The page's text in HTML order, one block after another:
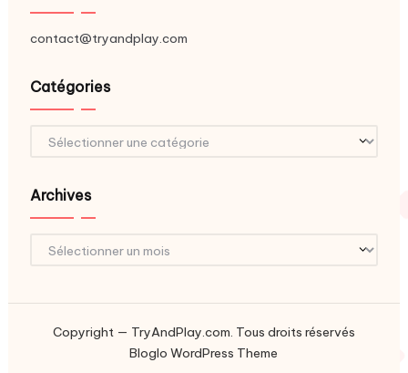
contact@tryandplay.com
Catégories
Catégories
Archives
Archives
Copyright — TryAndPlay.com. Tous droits réservés
Bloglo WordPress Theme